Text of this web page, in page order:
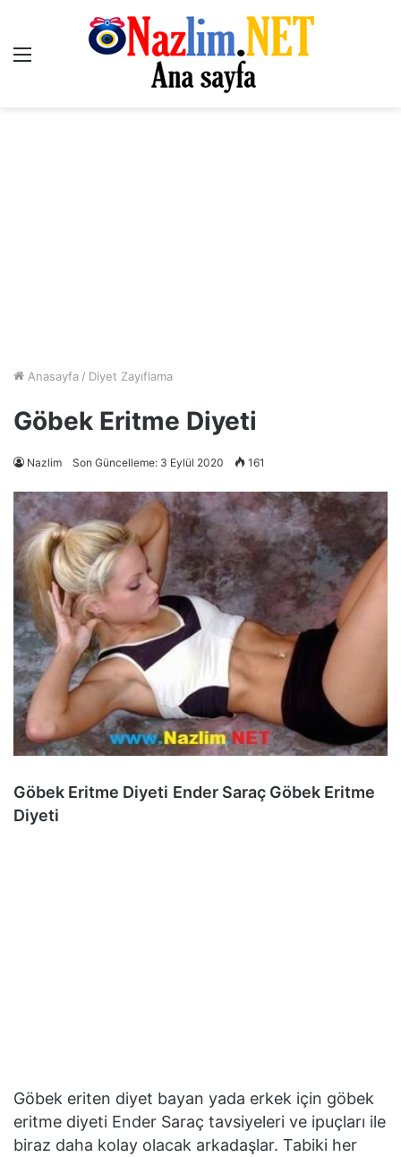
Menü
Anasayfa / Diyet Zayıflama
Göbek Eritme Diyeti
Nazlim Son Güncelleme: 3 Eylül 2020 161
Göbek Eritme Diyeti Ender Saraç Göbek Eritme
Diyeti
Göbek eriten diyet bayan yada erkek için göbek
eritme diyeti Ender Saraç tavsiyeleri ve ipuçları ile
biraz daha kolay olacak arkadaşlar. Tabiki her